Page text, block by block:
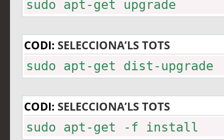
sudo apt-get upgrade
CODI: SELECCIONA’LS TOTS
sudo apt-get dist-upgrade
CODI: SELECCIONA’LS TOTS
sudo apt-get -f install